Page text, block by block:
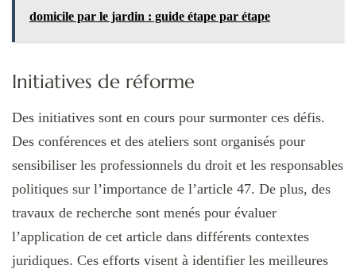
domicile par le jardin : guide étape par étape
Initiatives de réforme
Des initiatives sont en cours pour surmonter ces défis.
Des conférences et des ateliers sont organisés pour
sensibiliser les professionnels du droit et les responsables
politiques sur l’importance de l’article 47. De plus, des
travaux de recherche sont menés pour évaluer
l’application de cet article dans différents contextes
juridiques. Ces efforts visent à identifier les meilleures